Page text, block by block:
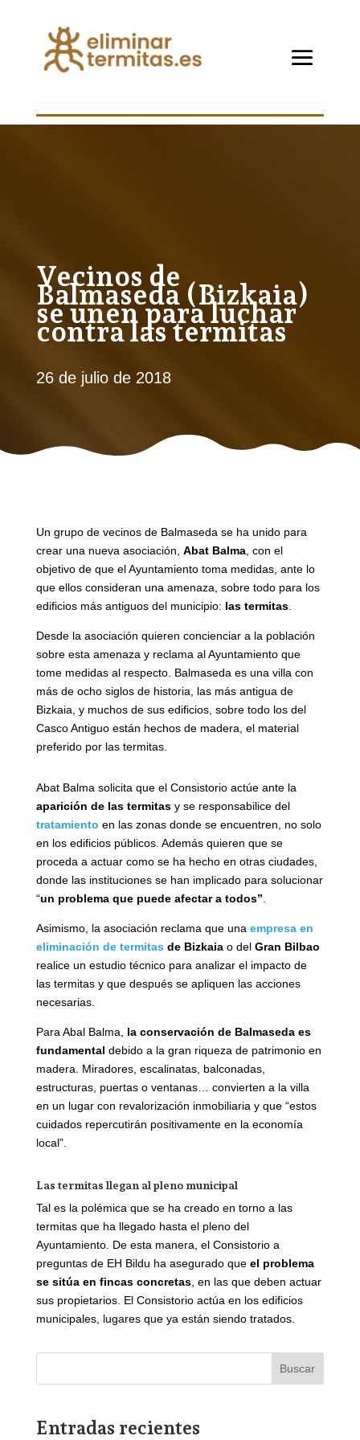
Vecinos de
Balmaseda (Bizkaia)
se unen para luchar
contra las termitas
26 de julio de 2018
Un grupo de vecinos de Balmaseda se ha unido para
crear una nueva asociación, Abat Balma, con el
objetivo de que el Ayuntamiento toma medidas, ante lo
que ellos consideran una amenaza, sobre todo para los
edificios más antiguos del municipio: las termitas.
Desde la asociación quieren concienciar a la población
sobre esta amenaza y reclama al Ayuntamiento que
tome medidas al respecto. Balmaseda es una villa con
más de ocho siglos de historia, las más antigua de
Bizkaia, y muchos de sus edificios, sobre todo los del
Casco Antiguo están hechos de madera, el material
preferido por las termitas.
Abat Balma solicita que el Consistorio actúe ante la
aparición de las termitasy se responsabilice del
tratamiento en las zonas donde se encuentren, no solo
en los edificios públicos. Además quieren que se
proceda a actuar como se ha hecho en otras ciudades,
donde las instituciones se han implicado para solucionar
“un problema que puede afectar a todos”.
Asimismo, la asociación reclama que una empresa en
eliminación de termitas de Bizkaiao del Gran Bilbao
realice un estudio técnico para analizar el impacto de
las termitas y que después se apliquen las acciones
necesarias.
Para Abal Balma, la conservación de Balmaseda es
fundamental debido a la gran riqueza de patrimonio en
madera. Miradores, escalinatas, balconadas,
estructuras, puertas o ventanas… convierten a la villa
en un lugar con revalorización inmobiliaria y que “estos
cuidados repercutirán positivamente en la economía
local”.
Las termitas llegan al pleno municipal
Tal es la polémica que se ha creado en torno a las
termitas que ha llegado hasta el pleno del
Ayuntamiento. De esta manera, el Consistorio a
preguntas de EH Bildu ha asegurado que el problema
se sitúa en fincas concretas, en las que deben actuar
sus propietarios. El Consistorio actúa en los edificios
municipales, lugares que ya están siendo tratados.
Buscar
Entradas recientes